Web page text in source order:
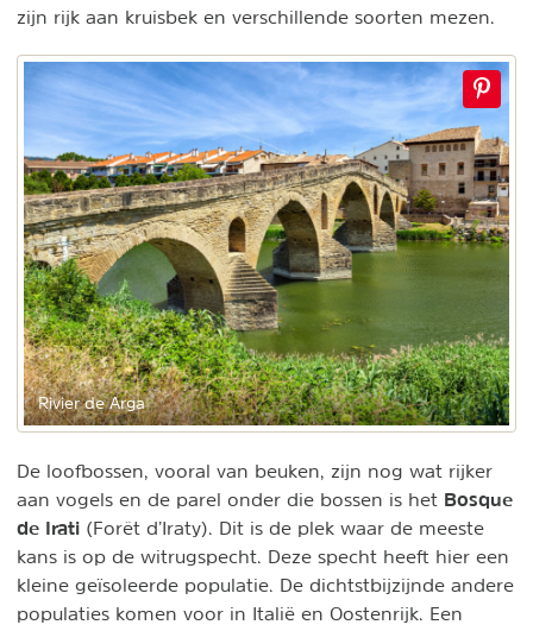
zijn rijk aan kruisbek en verschillende soorten mezen.
Rivier de Arga
De loofbossen, vooral van beuken, zijn nog wat rijker
aan vogels en de parel onder die bossen is het Bosque
de Irati (Forêt d’Iraty). Dit is de plek waar de meeste
kans is op de witrugspecht. Deze specht heeft hier een
kleine geïsoleerde populatie. De dichtstbijzijnde andere
populaties komen voor in Italië en Oostenrijk. Een